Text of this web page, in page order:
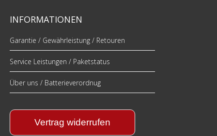
INFORMATIONEN
Garantie / Gewährleistung / Retouren
Service Leistungen / Paketstatus
Über uns / Batterieverordnug
Vertrag widerrufen